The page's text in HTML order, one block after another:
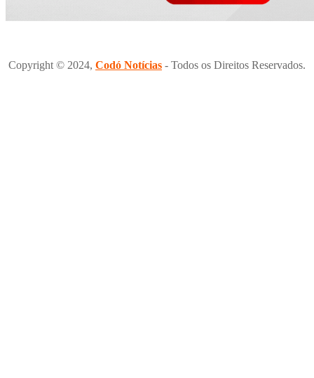
Copyright © 2024, Codó Notícias - Todos os Direitos Reservados.